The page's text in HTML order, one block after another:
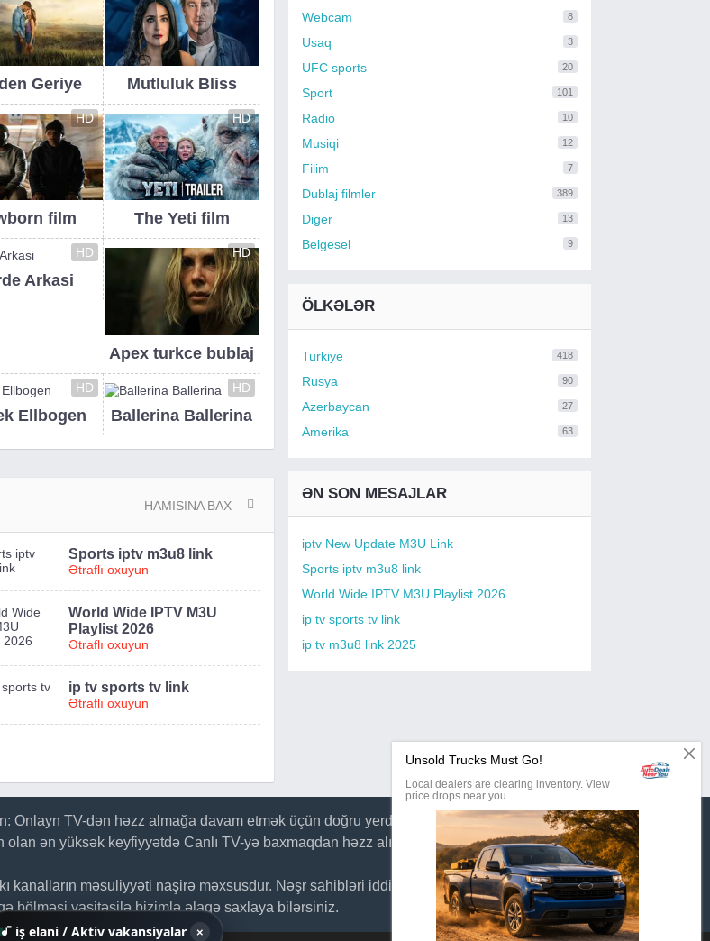
Geriye Mutluluk Bliss
HD
film
HD
The Yeti film
HD
Arkasi
HD
Apex turkce bublaj
HD
Ellbogen
HD
Ballerina Ballerina
HAMISINA BAX
Sports iptv m3u8 link
Ətraflı oxuyun
World Wide IPTV M3U
Playlist 2026
Ətraflı oxuyun
ip tv sports tv link
Ətraflı oxuyun
Webcam 8
Usaq 3
UFC sports 20
Sport 101
Radio 10
Musiqi 12
Filim 7
Dublaj filmler 389
Diger 13
Belgesel 9
ÖLKƏLƏR
Turkiye 418
Rusya 90
Azerbaycan 27
Amerika 63
ƏN SON MESAJLAR
iptv New Update M3U Link
Sports iptv m3u8 link
World Wide IPTV M3U Playlist 2026
ip tv sports tv link
ip tv m3u8 link 2025
Onlayn TV-dən həzz almağa davam etmək üçün doğru yerdəsiniz. Daim əlavə olunan yeni
ən yüksək keyfiyyətdə Canlı TV-yə baxmaqdan həzz alın.
kanalların məsuliyyəti naşirə məxsusdur. Nəşr sahibləri iddia etməyə davam edərsə, 7 gün
bölməsi vasitəsilə bizimlə əlaqə saxlaya bilərsiniz.
iş elani / Aktiv vakansiyalar ×